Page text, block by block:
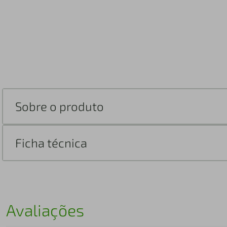
Sobre o produto
Ficha técnica
Avaliações